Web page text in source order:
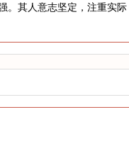
。其人意志坚定，注重实